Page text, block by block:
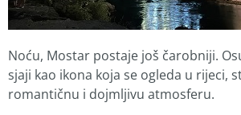
Noću, Mostar postaje još čarobniji.
sjaji kao ikona koja se ogleda u rijeci,
romantičnu i dojmljivu atmosferu.